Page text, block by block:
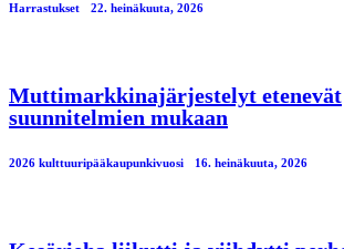
Harrastukset 22. heinäkuuta, 2026
Muttimarkkinajärjestelyt etenevät
suunnitelmien mukaan
2026 kulttuuripääkaupunkivuosi 16. heinäkuuta, 2026